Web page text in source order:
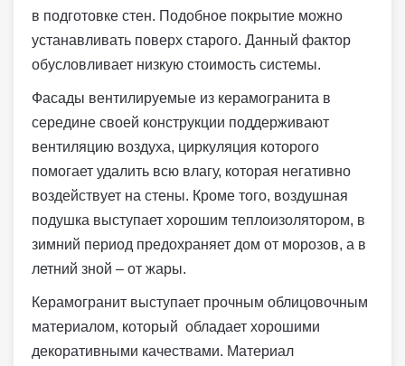
в подготовке стен. Подобное покрытие можно
устанавливать поверх старого. Данный фактор
обусловливает низкую стоимость системы.
Фасады вентилируемые из керамогранита в
середине своей конструкции поддерживают
вентиляцию воздуха, циркуляция которого
помогает удалить всю влагу, которая негативно
воздействует на стены. Кроме того, воздушная
подушка выступает хорошим теплоизолятором, в
зимний период предохраняет дом от морозов, а в
летний зной – от жары.
Керамогранит выступает прочным облицовочным
материалом, который обладает хорошими
декоративными качествами. Материал